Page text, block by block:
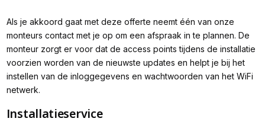
Als je akkoord gaat met deze offerte neemt één van onze
monteurs contact met je op om een afspraak in te plannen. De
monteur zorgt er voor dat de access points tijdens de installatie
voorzien worden van de nieuwste updates en helpt je bij het
instellen van de inloggegevens en wachtwoorden van het WiFi
netwerk.
Installatieservice